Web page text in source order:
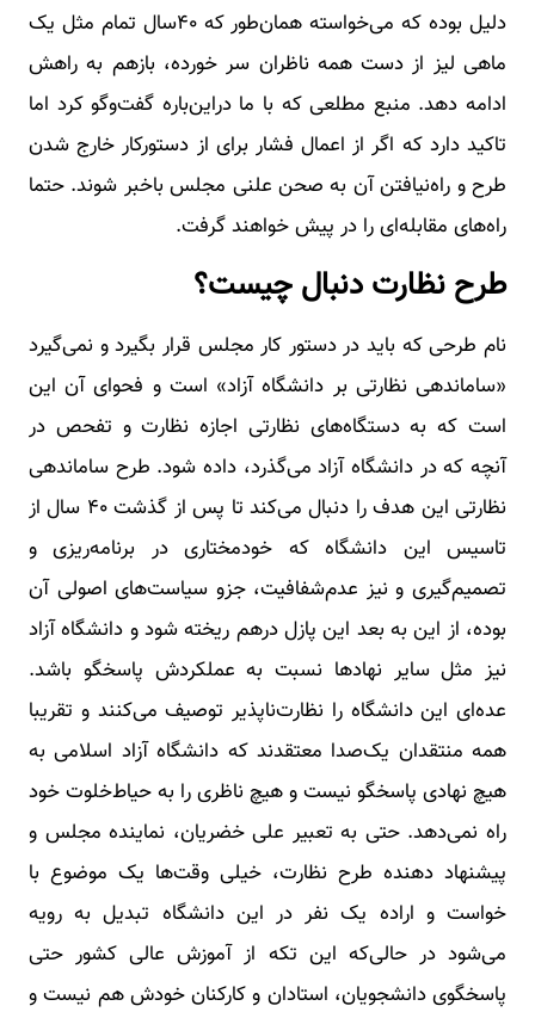
دلیل بوده که می‌خواسته همان‌طور که ۴۰سال تمام مثل یک
ماهی لیز از دست همه ناظران سر خورده، بازهم به راهش
ادامه دهد. منبع مطلعی که با ما دراین‌باره گفت‌وگو کرد اما
تاکید دارد که اگر از اعمال فشار برای از دستورکار خارج شدن
طرح و راه‌نیافتن آن به صحن علنی مجلس باخبر شوند. حتما
راه‌های مقابله‌ای را در پیش خواهند گرفت.
طرح نظارت دنبال چیست؟
نام طرحی که باید در دستور کار مجلس قرار بگیرد و نمی‌گیرد
«ساماندهی نظارتی بر دانشگاه آزاد» است و فحوای آن این
است که به دستگاه‌های نظارتی اجازه نظارت و تفحص در
آنچه که در دانشگاه آزاد می‌گذرد، داده شود. طرح ساماندهی
نظارتی این هدف را دنبال می‌کند تا پس از گذشت ۴۰ سال از
تاسیس این دانشگاه که خود‌مختاری در برنامه‌ریزی و
تصمیم‌گیری و نیز عدم‌شفافیت، جزو سیاست‌های اصولی آن
بوده، از این به بعد این پازل در‌هم ریخته شود و دانشگاه آزاد
نیز مثل سایر نهادها نسبت به عملکردش پاسخگو باشد.
عده‌ای این دانشگاه را نظارت‌ناپذیر توصیف می‌کنند و تقریبا
همه منتقدان یک‌صدا معتقدند که دانشگاه آزاد اسلامی به
هیچ نهادی پاسخگو نیست و هیچ ناظری را به حیاط‌خلوت خود
راه نمی‌دهد. حتی به تعبیر علی خضریان، نماینده مجلس و
پیشنهاد دهنده طرح نظارت، خیلی وقت‌ها یک موضوع با
خواست و اراده یک نفر در این دانشگاه تبدیل به رویه
می‌شود در حالی‌که این تکه از آموزش عالی کشور حتی
پاسخگوی دانشجویان، استادان و کارکنان خودش هم نیست و